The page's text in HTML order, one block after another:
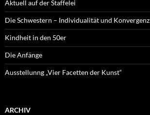
Aktuell auf der Staffelei
Die Schwestern – Individualität und Konvergenz
Kindheit in den 50er
Die Anfänge
Ausstellunng „Vier Facetten der Kunst“
ARCHIV